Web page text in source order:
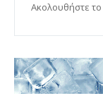
Ακολουθήστε το